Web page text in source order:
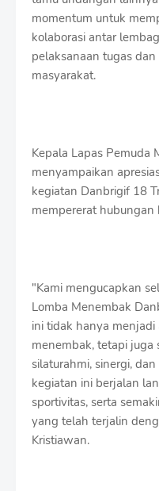
momentum untuk
kolaborasi antar
pelaksanaan tugas
masyarakat.
Kepala Lapas Pemuda
menyampaikan
kegiatan Danbrigif 18
mempererat hubungan
"Kami mengucapkan
Lomba Menembak
ini tidak hanya
menembak, tetapi juga
silaturahmi, sinergi,
kegiatan ini berjalan
sportivitas, serta
yang telah terjalin
Kristiawan.